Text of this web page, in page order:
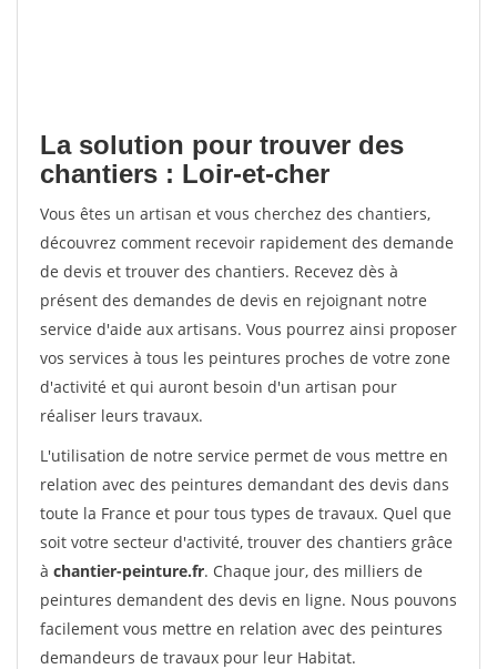
La solution pour trouver des
chantiers : Loir-et-cher
Vous êtes un artisan et vous cherchez des chantiers,
découvrez comment recevoir rapidement des demande
de devis et trouver des chantiers. Recevez dès à
présent des demandes de devis en rejoignant notre
service d'aide aux artisans. Vous pourrez ainsi proposer
vos services à tous les peintures proches de votre zone
d'activité et qui auront besoin d'un artisan pour
réaliser leurs travaux.
L'utilisation de notre service permet de vous mettre en
relation avec des peintures demandant des devis dans
toute la France et pour tous types de travaux. Quel que
soit votre secteur d'activité, trouver des chantiers grâce
à chantier-peinture.fr. Chaque jour, des milliers de
peintures demandent des devis en ligne. Nous pouvons
facilement vous mettre en relation avec des peintures
demandeurs de travaux pour leur Habitat.